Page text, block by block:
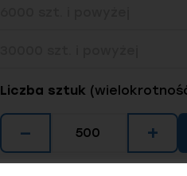
Liczba sztuk
− +